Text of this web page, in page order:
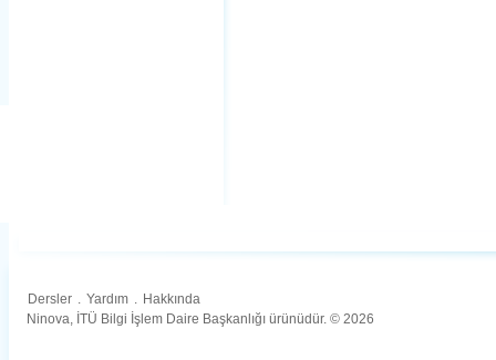
Dersler . Yardım . Hakkında
Ninova, İTÜ Bilgi İşlem Daire Başkanlığı ürünüdür. © 2026